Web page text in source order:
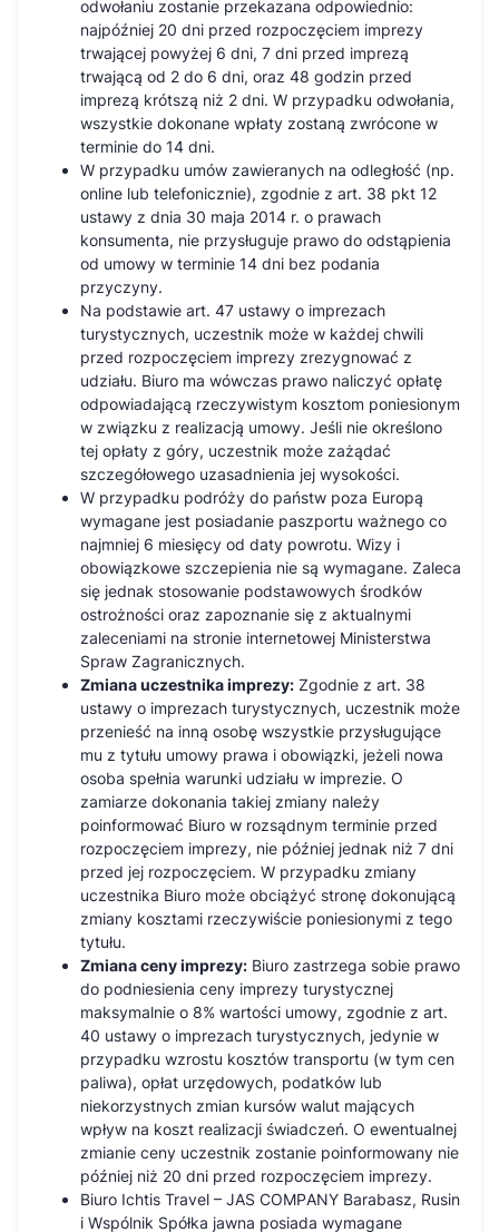
odwołaniu zostanie przekazana odpowiednio:
najpóźniej 20 dni przed rozpoczęciem imprezy
trwającej powyżej 6 dni, 7 dni przed imprezą
trwającą od 2 do 6 dni, oraz 48 godzin przed
imprezą krótszą niż 2 dni. W przypadku odwołania,
wszystkie dokonane wpłaty zostaną zwrócone w
terminie do 14 dni.
W przypadku umów zawieranych na odległość (np.
online lub telefonicznie), zgodnie z art. 38 pkt 12
ustawy z dnia 30 maja 2014 r. o prawach
konsumenta, nie przysługuje prawo do odstąpienia
od umowy w terminie 14 dni bez podania
przyczyny.
Na podstawie art. 47 ustawy o imprezach
turystycznych, uczestnik może w każdej chwili
przed rozpoczęciem imprezy zrezygnować z
udziału. Biuro ma wówczas prawo naliczyć opłatę
odpowiadającą rzeczywistym kosztom poniesionym
w związku z realizacją umowy. Jeśli nie określono
tej opłaty z góry, uczestnik może zażądać
szczegółowego uzasadnienia jej wysokości.
W przypadku podróży do państw poza Europą
wymagane jest posiadanie paszportu ważnego co
najmniej 6 miesięcy od daty powrotu. Wizy i
obowiązkowe szczepienia nie są wymagane. Zaleca
się jednak stosowanie podstawowych środków
ostrożności oraz zapoznanie się z aktualnymi
zaleceniami na stronie internetowej Ministerstwa
Spraw Zagranicznych.
Zmiana uczestnika imprezy: Zgodnie z art. 38
ustawy o imprezach turystycznych, uczestnik może
przenieść na inną osobę wszystkie przysługujące
mu z tytułu umowy prawa i obowiązki, jeżeli nowa
osoba spełnia warunki udziału w imprezie. O
zamiarze dokonania takiej zmiany należy
poinformować Biuro w rozsądnym terminie przed
rozpoczęciem imprezy, nie później jednak niż 7 dni
przed jej rozpoczęciem. W przypadku zmiany
uczestnika Biuro może obciążyć stronę dokonującą
zmiany kosztami rzeczywiście poniesionymi z tego
tytułu.
Zmiana ceny imprezy: Biuro zastrzega sobie prawo
do podniesienia ceny imprezy turystycznej
maksymalnie o 8% wartości umowy, zgodnie z art.
40 ustawy o imprezach turystycznych, jedynie w
przypadku wzrostu kosztów transportu (w tym cen
paliwa), opłat urzędowych, podatków lub
niekorzystnych zmian kursów walut mających
wpływ na koszt realizacji świadczeń. O ewentualnej
zmianie ceny uczestnik zostanie poinformowany nie
później niż 20 dni przed rozpoczęciem imprezy.
Biuro Ichtis Travel – JAS COMPANY Barabasz, Rusin
i Wspólnik Spółka jawna posiada wymagane